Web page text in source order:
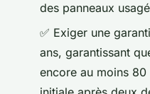
des panneaux
✅ Exiger une
ans, garantissant
encore au moins